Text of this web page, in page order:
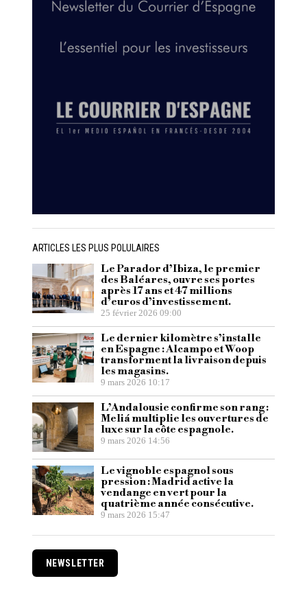
ARTICLES LES PLUS POLULAIRES
Le Parador d’Ibiza, le premier
des Baléares, ouvre ses portes
après 17 ans et 47 millions
d’euros d’investissement.
25 février 2026 09:00
Le dernier kilomètre s’installe
en Espagne : Alcampo et Woop
transforment la livraison depuis
les magasins.
9 mars 2026 10:17
L’Andalousie confirme son rang :
Meliá multiplie les ouvertures de
luxe sur la côte espagnole.
9 mars 2026 14:56
Le vignoble espagnol sous
pression : Madrid active la
vendange en vert pour la
quatrième année consécutive.
9 mars 2026 15:47
NEWSLETTER